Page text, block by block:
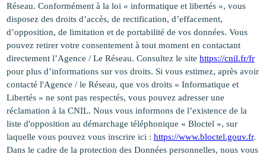
Réseau. Conformément à la loi « informatique et libertés », vous
disposez des droits d’accès, de rectification, d’effacement,
d’opposition, de limitation et de portabilité de vos données. Vous
pouvez retirer votre consentement à tout moment en contactant
directement l’Agence / Le Réseau. Consultez le site https://cnil.fr/fr
pour plus d’informations sur vos droits. Si vous estimez, après avoir
contacté l'Agence / le Réseau, que vos droits « Informatique et
Libertés » ne sont pas respectés, vous pouvez adresser une
réclamation à la CNIL. Nous vous informons de l’existence de la
liste d'opposition au démarchage téléphonique « Bloctel », sur
laquelle vous pouvez vous inscrire ici : https://www.bloctel.gouv.fr.
Dans le cadre de la protection des Données personnelles, nous vous